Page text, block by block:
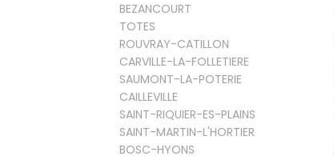
BEZANCOURT
TOTES
ROUVRAY-CATILLON
CARVILLE-LA-FOLLETIERE
SAUMONT-LA-POTERIE
CAILLEVILLE
SAINT-RIQUIER-ES-PLAINS
SAINT-MARTIN-L'HORTIER
BOSC-HYONS